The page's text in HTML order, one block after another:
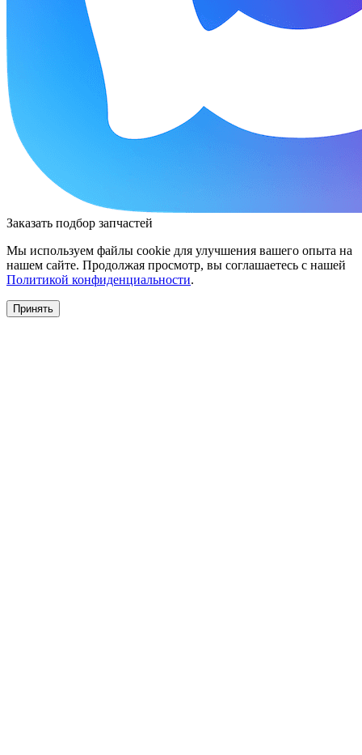
Заказать подбор запчастей
Мы используем файлы cookie для улучшения вашего опыта на
нашем сайте. Продолжая просмотр, вы соглашаетесь с нашей
Политикой конфиденциальности.
Принять